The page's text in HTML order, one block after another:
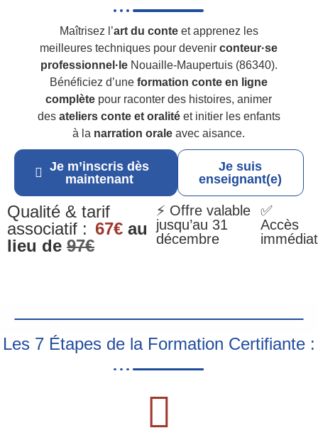
Maîtrisez l’art du conteet apprenez les
meilleures techniques pour devenirconteur·se
professionnel·leNouaille-Maupertuis (86340).
Bénéficiez d’uneformation conte en ligne
complète pour raconter des histoires, animer
des ateliers conte et oralitéet initier les enfants
à la narration orale avec aisance.
Je m’inscris dès
maintenant
Je suis
enseignant(e)
Qualité & tarif
associatif : 67€ au
lieu de 97€
⚡ Offre valable
jusqu’au 31
décembre
✅
Accès
immédiat
Les 7 Étapes de la Formation Certifiante :